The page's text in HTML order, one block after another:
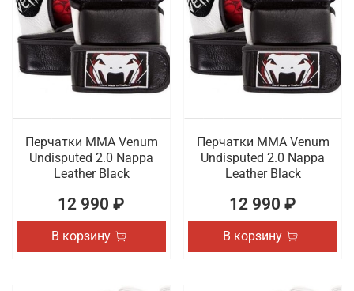
Перчатки ММА Venum
Undisputed 2.0 Nappa
Leather Black
12 990 ₽
В корзину
Перчатки ММА Venum
Undisputed 2.0 Nappa
Leather Black
12 990 ₽
В корзину